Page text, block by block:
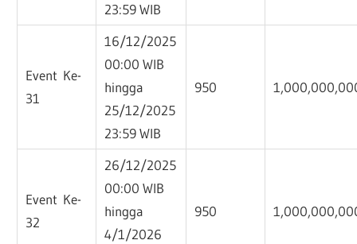
23:59 WIB
Event Ke-
31
16/12/2025
00:00 WIB
hingga
25/12/2025
23:59 WIB
950
Event Ke-
32
26/12/2025
00:00 WIB
hingga
4/1/2026
950